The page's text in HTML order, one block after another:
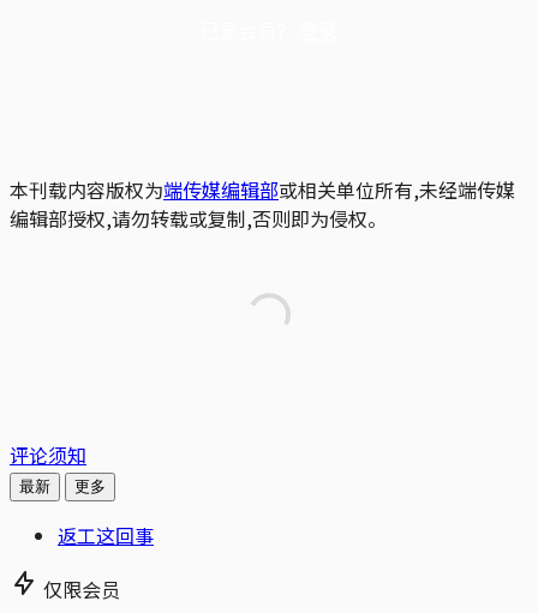
本刊载内容版权为端传媒编辑部或相关单位所有,未经端传媒
编辑部授权,请勿转载或复制,否则即为侵权。
评论须知
最新 更多
返工这回事
仅限会员